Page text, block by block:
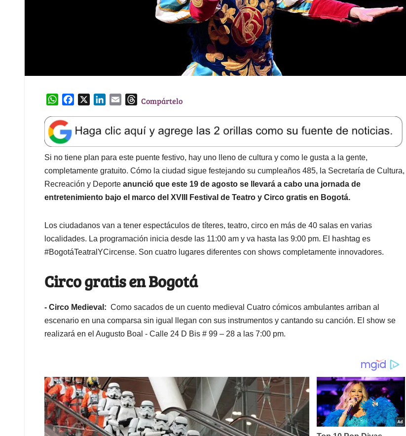
W
a
t
s
A
p
p
e
b
o
o
k
k
e
d
I
n
l
T
e
a
d
s
Compártelo
Si no tiene plan para este puente festivo, hay uno lleno de cultura y como le gusta a la gente,
completamente gratuito. Cómo la ciudad sigue festejando su cumpleaños 485, la Secretaría de Cultura,
Recreación y Deporte anunció que este 19 de agosto se llevará a cabo una jornada de
entretenimiento bajo el marco del XVIII Festival de Teatro y Circo gratis en Bogotá.
Los ciudadanos van a tener espectáculos de títeres, teatro, circo en más de 40 salas en varias
localidades. La programación inicia desde las 11:00 am y va hasta las 9:00 pm. El hashtag es
#BogotáTeatralYCircense. Son cuatro lugares diferentes con shows completamente innovadores.
Circo gratis en Bogotá
- Circo Medieval: Como sacados de un cuento medieval Cuatro cómicos ambulantes arriban al
escenario en una comparsa sin igual llegan con sus instrumentos y cantando su canción. El show se
realizará en el Augusto Boal - Calle 24 D Bis # 99 – 28 a las 7:00 pm.